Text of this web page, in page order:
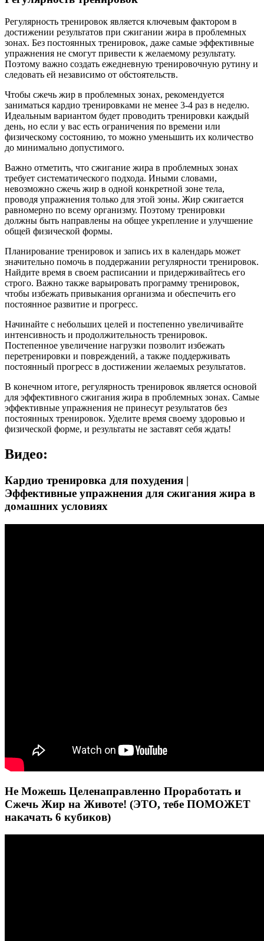
Регулярность тренировок является ключевым фактором в
достижении результатов при сжигании жира в проблемных
зонах. Без постоянных тренировок, даже самые эффективные
упражнения не смогут привести к желаемому результату.
Поэтому важно создать ежедневную тренировочную рутину и
следовать ей независимо от обстоятельств.
Чтобы сжечь жир в проблемных зонах, рекомендуется
заниматься кардио тренировками не менее 3-4 раз в неделю.
Идеальным вариантом будет проводить тренировки каждый
день, но если у вас есть ограничения по времени или
физическому состоянию, то можно уменьшить их количество
до минимально допустимого.
Важно отметить, что сжигание жира в проблемных зонах
требует систематического подхода. Иными словами,
невозможно сжечь жир в одной конкретной зоне тела,
проводя упражнения только для этой зоны. Жир сжигается
равномерно по всему организму. Поэтому тренировки
должны быть направлены на общее укрепление и улучшение
общей физической формы.
Планирование тренировок и запись их в календарь может
значительно помочь в поддержании регулярности тренировок.
Найдите время в своем расписании и придерживайтесь его
строго. Важно также варьировать программу тренировок,
чтобы избежать привыкания организма и обеспечить его
постоянное развитие и прогресс.
Начинайте с небольших целей и постепенно увеличивайте
интенсивность и продолжительность тренировок.
Постепенное увеличение нагрузки позволит избежать
перетренировки и повреждений, а также поддерживать
постоянный прогресс в достижении желаемых результатов.
В конечном итоге, регулярность тренировок является основой
для эффективного сжигания жира в проблемных зонах. Самые
эффективные упражнения не принесут результатов без
постоянных тренировок. Уделите время своему здоровью и
физической форме, и результаты не заставят себя ждать!
Видео:
Кардио тренировка для похудения |
Эффективные упражнения для сжигания жира в
домашних условиях
Не Можешь Целенаправленно Проработать и
Сжечь Жир на Животе! (ЭТО, тебе ПОМОЖЕТ
накачать 6 кубиков)